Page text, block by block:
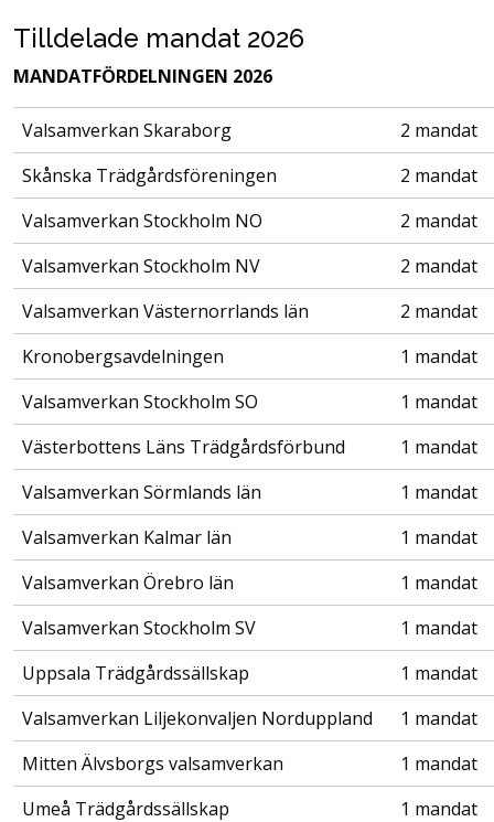
Tilldelade mandat 2026
MANDATFÖRDELNINGEN 2026
Valsamverkan Skaraborg
2 mandat
Skånska Trädgårdsföreningen
2 mandat
Valsamverkan Stockholm NO
2 mandat
Valsamverkan Stockholm NV
2 mandat
Valsamverkan Västernorrlands län
2 mandat
Kronobergsavdelningen
1 mandat
Valsamverkan Stockholm SO
1 mandat
Västerbottens Läns Trädgårdsförbund
1 mandat
Valsamverkan Sörmlands län
1 mandat
Valsamverkan Kalmar län
1 mandat
Valsamverkan Örebro län
1 mandat
Valsamverkan Stockholm SV
1 mandat
Uppsala Trädgårdssällskap
1 mandat
Valsamverkan Liljekonvaljen Norduppland
1 mandat
Mitten Älvsborgs valsamverkan
1 mandat
Umeå Trädgårdssällskap
1 mandat